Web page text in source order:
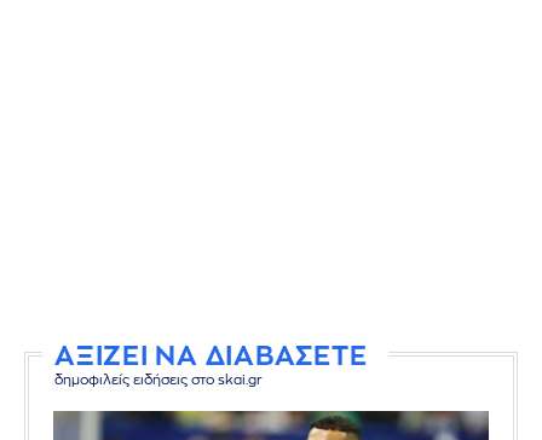
ΑΞΙΖΕΙ ΝΑ ΔΙΑΒΑΣΕΤΕ
δημοφιλείς ειδήσεις στο skai.gr